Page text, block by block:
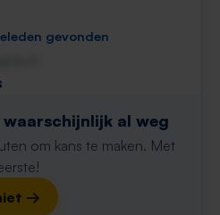
gevonden
waarschijnlijk al weg
om kans te maken. Met
→